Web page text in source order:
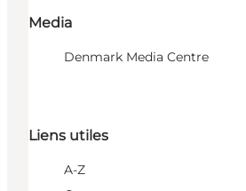
Media
Denmark Media Centre
Liens utiles
A-Z